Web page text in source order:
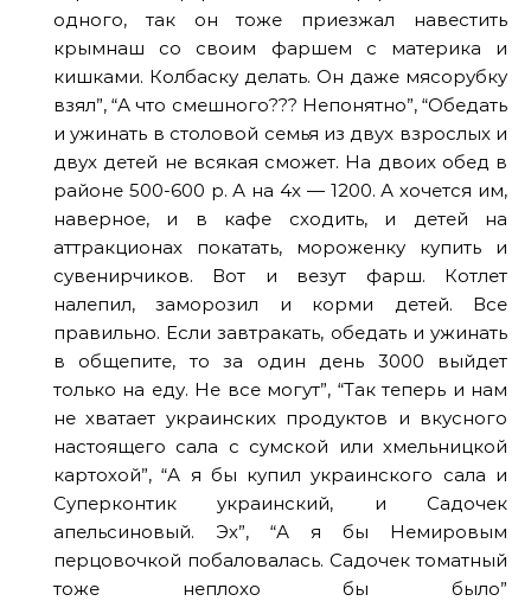
одного, так он тоже приезжал навестить
крымнаш со своим фаршем с материка и
кишками. Колбаску делать. Он даже мясорубку
взял”, “А что смешного??? Непонятно”, “Обедать
и ужинать в столовой семья из двух взрослых и
двух детей не всякая сможет. На двоих обед в
районе 500-600 р. А на 4х — 1200. А хочется им,
наверное, и в кафе сходить, и детей на
аттракционах покатать, мороженку купить и
сувенирчиков. Вот и везут фарш. Котлет
налепил, заморозил и корми детей. Все
правильно. Если завтракать, обедать и ужинать
в общепите, то за один день 3000 выйдет
только на еду. Не все могут”, “Так теперь и нам
не хватает украинских продуктов и вкусного
настоящего сала с сумской или хмельницкой
картохой”, “А я бы купил украинского сала и
Суперконтик украинский, и Садочек
апельсиновый. Эх”, “А я бы Немировым
перцовочкой побаловалась. Садочек томатный
тоже неплохо бы было”